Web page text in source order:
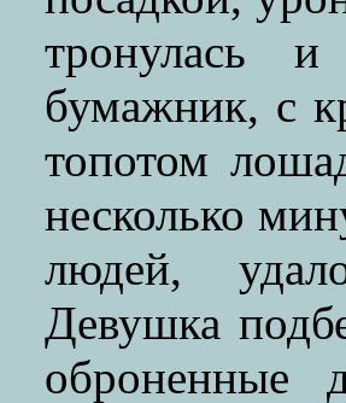
тронулась
бумажник, с
топотом
несколько
людей,
Девушка
оброненные